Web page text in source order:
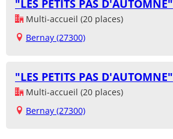
"LES PETITS PAS D'AUTOMNE"
Multi-accueil (20 places)
Bernay (27300)
"LES PETITS PAS D'AUTOMNE"
Multi-accueil (20 places)
Bernay (27300)